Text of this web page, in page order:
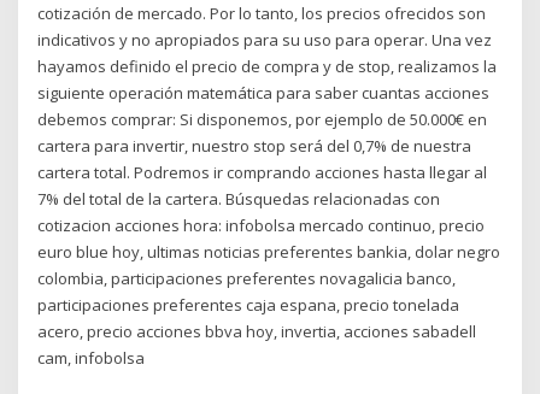
cotización de mercado. Por lo tanto, los precios ofrecidos son
indicativos y no apropiados para su uso para operar. Una vez
hayamos definido el precio de compra y de stop, realizamos la
siguiente operación matemática para saber cuantas acciones
debemos comprar: Si disponemos, por ejemplo de 50.000€ en
cartera para invertir, nuestro stop será del 0,7% de nuestra
cartera total. Podremos ir comprando acciones hasta llegar al
7% del total de la cartera. Búsquedas relacionadas con
cotizacion acciones hora: infobolsa mercado continuo, precio
euro blue hoy, ultimas noticias preferentes bankia, dolar negro
colombia, participaciones preferentes novagalicia banco,
participaciones preferentes caja espana, precio tonelada
acero, precio acciones bbva hoy, invertia, acciones sabadell
cam, infobolsa